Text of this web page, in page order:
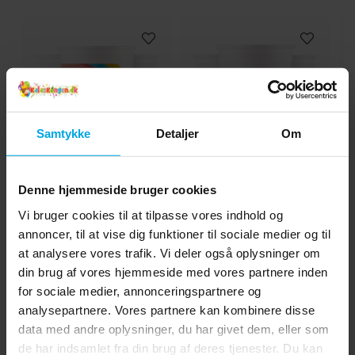
Samtykke Detaljer Om
Denne hjemmeside bruger cookies
Vi bruger cookies til at tilpasse vores indhold og
annoncer, til at vise dig funktioner til sociale medier og til
at analysere vores trafik. Vi deler også oplysninger om
din brug af vores hjemmeside med vores partnere inden
for sociale medier, annonceringspartnere og
analysepartnere. Vores partnere kan kombinere disse
data med andre oplysninger, du har givet dem, eller som
de har indsamlet fra din brug af deres tjenester. Du kan
Papkrus 8 stk
Pris:25 kr.
25 kr.
KØB
Pris:29 kr.
29 kr.
KØB
Andre købte også